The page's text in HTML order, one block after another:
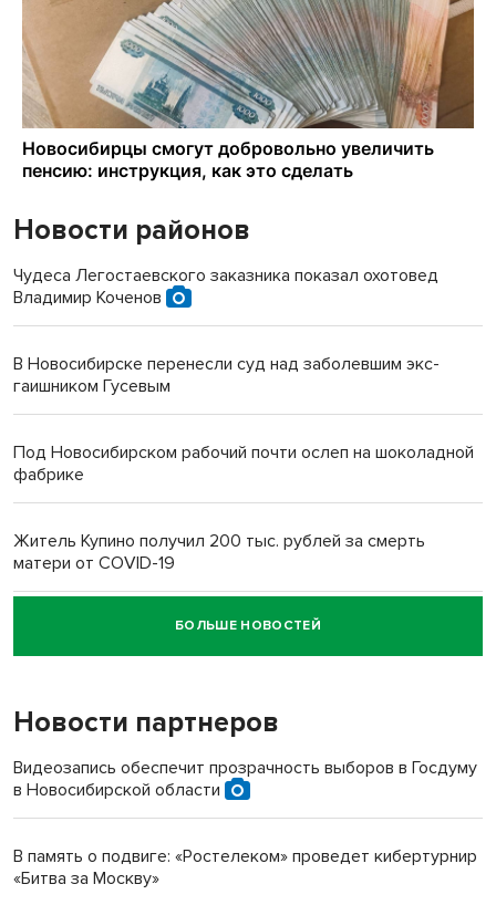
Новости районов
Чудеса Легостаевского заказника показал охотовед
Владимир Коченов
В Новосибирске перенесли суд над заболевшим экс-
гаишником Гусевым
Под Новосибирском рабочий почти ослеп на шоколадной
фабрике
Житель Купино получил 200 тыс. рублей за смерть
матери от COVID-19
Новосибирский суд наказал водителя за смерть
пенсионерки на вокзале
БОЛЬШЕ НОВОСТЕЙ
Новости партнеров
Видеозапись обеспечит прозрачность выборов в Госдуму
в Новосибирской области
В память о подвиге: «Ростелеком» проведет кибертурнир
«Битва за Москву»